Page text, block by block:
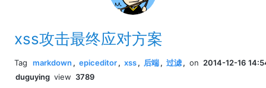
xss攻击最终应对方案
Tag markdown , epiceditor, xss, 后端, 过滤, on 2014-12-16
duguying view 3789